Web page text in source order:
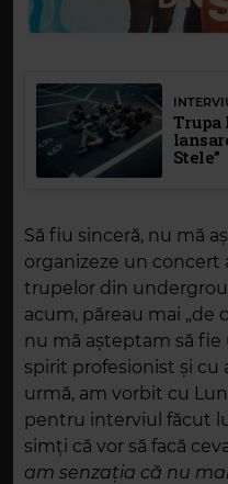
Trupa
Stele”
Să fiu sinceră, nu mă
organizeze un concert
trupelor din
acum, păreau mai „de
nu mă așteptam să
spirit profesionist și cu
urmă, am vorbit cu
pentru interviul făcut
simți că vor să facă
am senzația că nu